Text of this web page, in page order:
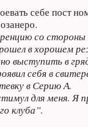
себе пост
со стороны
в хорошем
выступить в
себя в
в Серию А.
для меня. Я
клуба”.